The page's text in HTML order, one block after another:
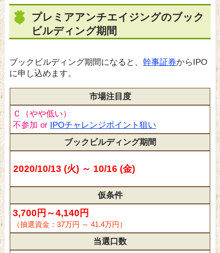
プレミアアンチエイジングのブック
ビルディング期間
ブックビルディング期間になると、 幹事証券からIPO
に申し込めます。
市場注目度
Ｃ（やや低い）
不参加 or IPOチャレンジポイント狙い
ブックビルディング期間
2020/10/13 (火) ～ 10/16 (金)
仮条件
3,700円～4,140円
（抽選資金：37万円 ～ 41.4万円）
当選口数